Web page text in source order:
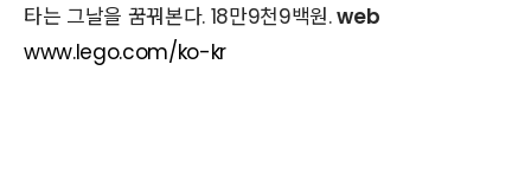
타는 그날을 꿈꿔본다. 18만9천9백원.web
www.lego.com/ko-kr